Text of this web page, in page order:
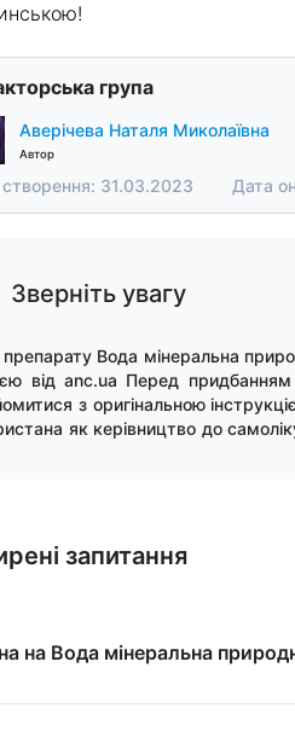
група
Аверічева Наталя Миколаївна
Автор
31.03.2023 Дата
Зверніть увагу
Вода мінеральна
від anc.ua Перед
з оригінальною
як керівництво до
запитання
на Вода мінеральна